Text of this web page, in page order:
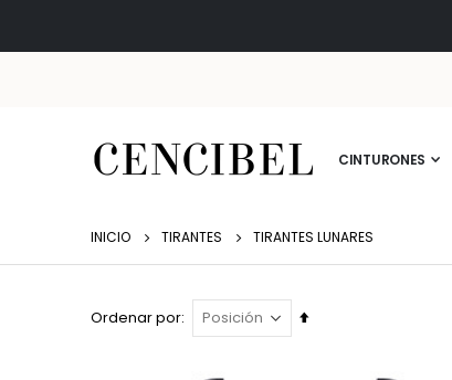
CINTURONES
INICIO TIRANTES TIRANTES LUNARES
Ordenar por
Fijar